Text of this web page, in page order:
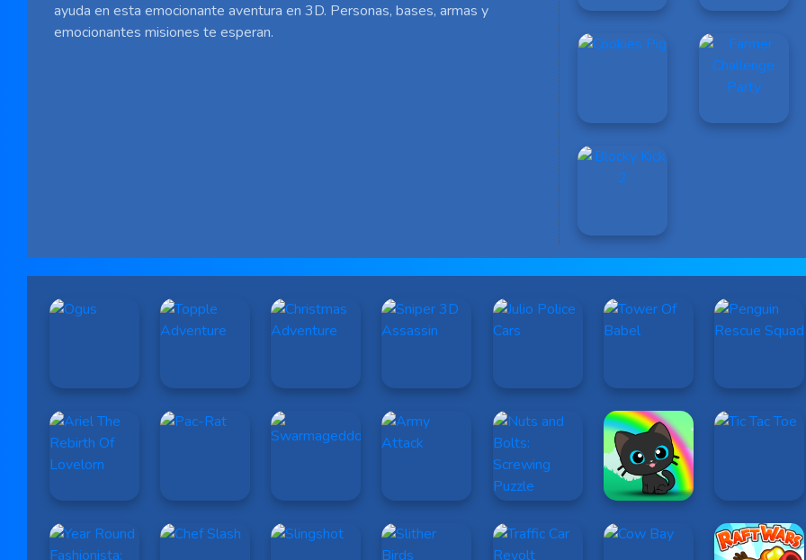
ayuda en esta emocionante aventura en 3D. Personas, bases, armas y
emocionantes misiones te esperan.